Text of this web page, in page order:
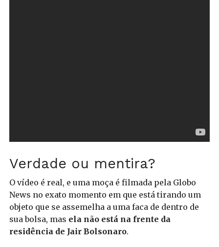
Verdade ou mentira?
O vídeo é real, e uma moça é filmada pela Globo
News no exato momento em que está tirando um
objeto que se assemelha a uma faca de dentro de
sua bolsa, mas ela não está na frente da
residência de Jair Bolsonaro.